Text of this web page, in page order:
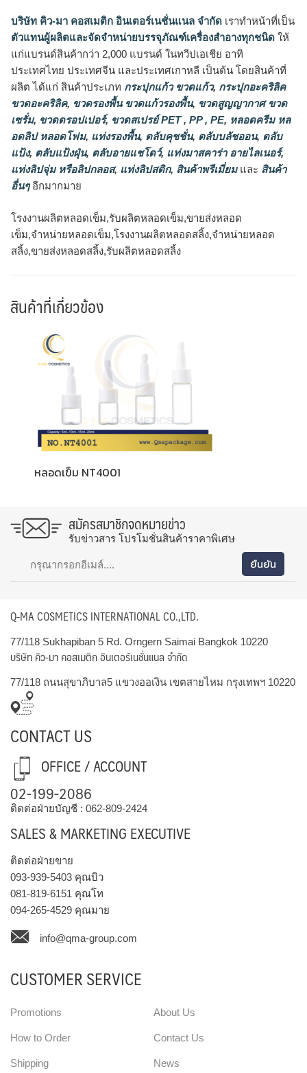
บริษัท คิว-มา คอสเมติก อินเตอร์เนชั่นแนล จำกัด เราทำหน้าที่เป็น
ตัวแทนผู้ผลิตและจัดจำหน่ายบรรจุภัณฑ์เครื่องสำอางทุกชนิด ให้
แก่แบรนด์สินค้ากว่า 2,000 แบรนด์ ในทวีปเอเชีย อาทิ
ประเทศไทย ประเทศจีน และประเทศเกาหลี เป็นต้น โดยสินค้าที่
ผลิต ได้แก่ สินค้าประเภท กระปุกแก้ว ขวดแก้ว, กระปุกอะคริลิค
ขวดอะคริลิค, ขวดรองพื้น ขวดแก้วรองพื้น, ขวดสูญญากาศ ขวด
เซรั่ม, ขวดดรอปเปอร์, ขวดสเปรย์ PET , PP , PE, หลอดครีม หล
อดลิป หลอดโฟม, แท่งรองพื้น, ตลับคุชชั่น, ตลับบลัชออน, ตลับ
แป้ง, ตลับแป้งฝุ่น, ตลับอายแชโดว์, แท่งมาสคาร่า อายไลเนอร์,
แท่งลิปจุ่ม หรือลิปกลอส, แท่งลิปสติก, สินค้าพรีเมี่ยมและ สินค้า
อื่นๆอีกมากมาย
โรงงานผลิตหลอดเข็ม,รับผลิตหลอดเข็ม,ขายส่งหลอด
เข็ม,จำหน่ายหลอดเข็ม,โรงงานผลิตหลอดสลิ้ง,จำหน่ายหลอด
สลิ้ง,ขายส่งหลอดสลิ้ง,รับผลิตหลอดสลิ้ง
สินค้าที่เกี่ยวข้อง
หลอดเข็ม NT4001
สมัครสมาชิกจดหมายข่าว
รับข่าวสาร โปรโมชั่นสินค้าราคาพิเศษ
Q-MA COSMETICS INTERNATIONAL CO.,LTD.
77/118 Sukhapiban 5 Rd. Orngern Saimai Bangkok 10220
บริษัท คิว-มา คอสเมติก อินเตอร์เนชั่นแนล จำกัด
77/118 ถนนสุขาภิบาล5 แขวงออเงิน เขตสายไหม กรุงเทพฯ 10220
CONTACT US
OFFICE / ACCOUNT
02-199-2086
ติดต่อฝ่ายบัญชี : 062-809-2424
SALES & MARKETING EXECUTIVE
ติดต่อฝ่ายขาย
093-939-5403 คุณบิว
081-819-6151 คุณโท
094-265-4529 คุณมาย
info@qma-group.com
CUSTOMER SERVICE
Promotions
How to Order
Shipping
About Us
Contact Us
News